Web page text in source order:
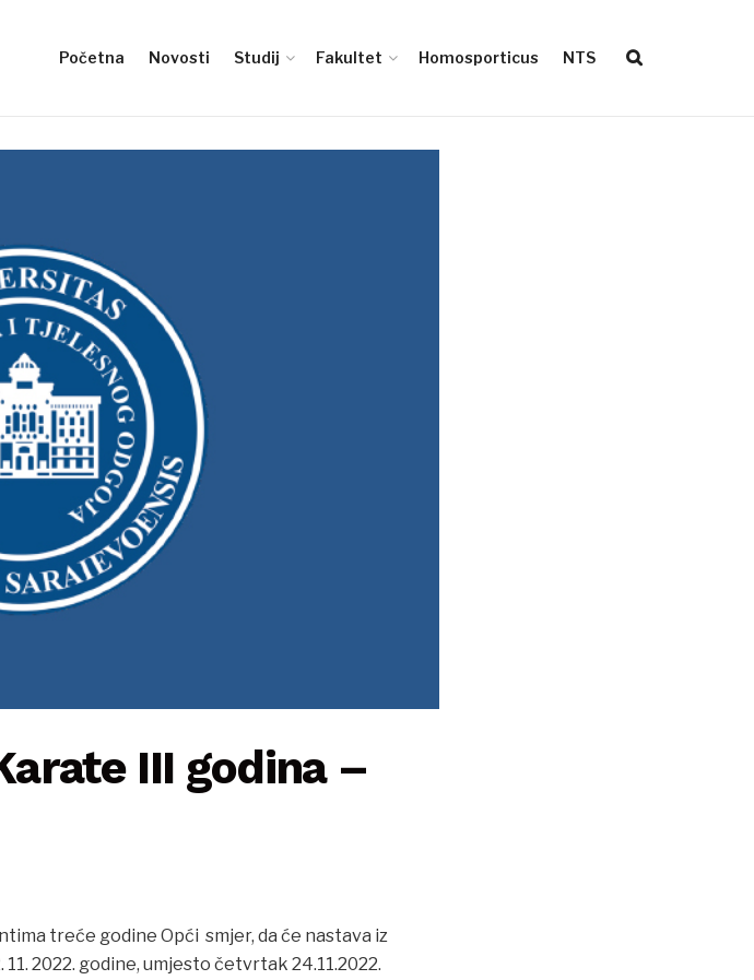
Početna Novosti Studij Fakultet Homosporticus NTS
III godina –
treće godine Opći smjer, da će nastava iz
2022. godine, umjesto četvrtak 24.11.2022.